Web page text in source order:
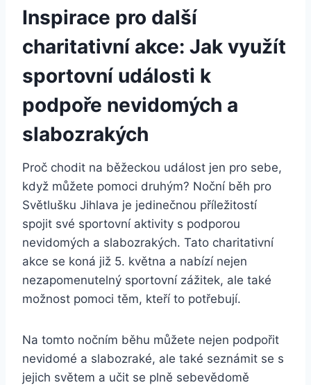
Inspirace ‍pro další
‌charitativní akce: Jak ‍využít‍
sportovní události k
podpoře nevidomých a
slabozrakých
Proč chodit na běžeckou událost jen ​pro sebe,⁣
když můžete pomoci druhým? Noční⁤ běh pro
Světlušku Jihlava je jedinečnou příležitostí
spojit‌ své sportovní aktivity s podporou
nevidomých a slabozrakých. Tato ‌charitativní
akce se⁤ koná již 5.⁣ května a nabízí nejen⁤
nezapomenutelný⁣ sportovní⁢ zážitek, ale ⁤také
možnost pomoci‍ těm, kteří to‌ potřebují.
Na tomto nočním běhu můžete nejen podpořit
nevidomé a slabozraké, ale⁣ také seznámit ‌se s
jejich světem⁣ a učit se‌ plně sebevědomě